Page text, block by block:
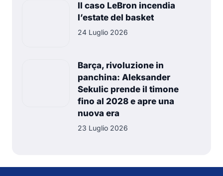
Il caso LeBron incendia
l’estate del basket
24 Luglio 2026
Barça, rivoluzione in
panchina: Aleksander
Sekulic prende il timone
fino al 2028 e apre una
nuova era
23 Luglio 2026